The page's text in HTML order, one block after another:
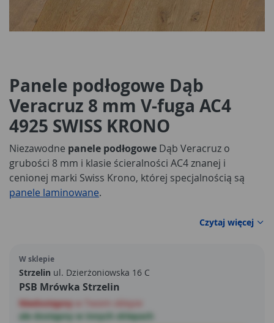
Panele podłogowe Dąb
Veracruz 8 mm V-fuga AC4
4925 SWISS KRONO
Niezawodne panele podłogowe Dąb Veracruz o
grubości 8 mm i klasie ścieralności AC4 znanej i
cenionej marki Swiss Krono, której specjalnością są
panele laminowane.
Czytaj więcej
W sklepie
Strzelin ul. Dzierżoniowska 16 C
PSB Mrówka Strzelin
Niedostępny
ale dostępny w innych sklepach